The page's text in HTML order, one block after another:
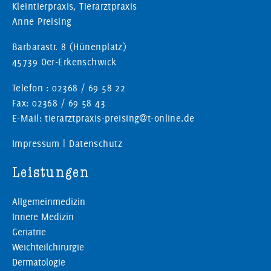
Kleintierpraxis, Tierarztpraxis
Anne Preising
Barbarastr. 8 (Hünenplatz)
45739 Oer-Erkenschwick
Telefon : 02368 / 69 58 22
Fax: 02368 / 69 58 43
E-Mail: tierarztpraxis-preising@t-online.de
Impressum | Datenschutz
Leistungen
Allgemeinmedizin
Innere Medizin
Geriatrie
Weichteilchirurgie
Dermatologie